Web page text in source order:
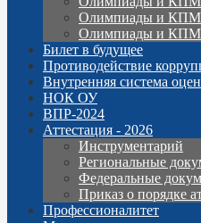
Олимпиады и КПМ
Олимпиады и КПМ
Билет в будущее
Противодействие
Внутренняя система
НОК ОУ
ВПР-2024
Аттестация - 2026
Инструментарий
Региональные
Федеральные
Приказ о порядке
Профессионалитет